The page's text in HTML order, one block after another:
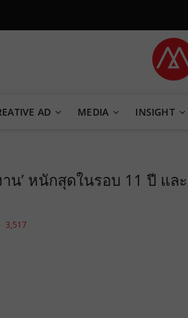
AD MEDIA INSIGHT
น’ หนักสุดในรอบ 11 ปี แล
3,517